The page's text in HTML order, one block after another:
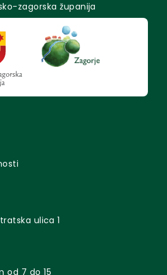
zagorska županija
ulica 1
od 7 do 15